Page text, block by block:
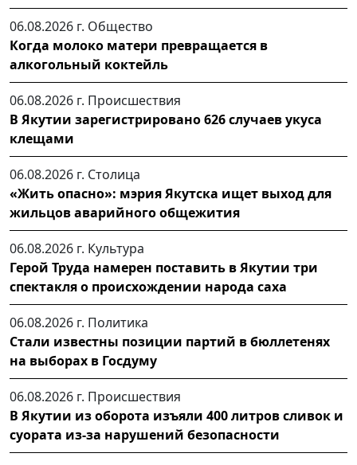
06.08.2026 г. Общество
Когда молоко матери превращается в
алкогольный коктейль
06.08.2026 г. Происшествия
В Якутии зарегистрировано 626 случаев укуса
клещами
06.08.2026 г. Столица
«Жить опасно»: мэрия Якутска ищет выход для
жильцов аварийного общежития
06.08.2026 г. Культура
Герой Труда намерен поставить в Якутии три
спектакля о происхождении народа саха
06.08.2026 г. Политика
Стали известны позиции партий в бюллетенях
на выборах в Госдуму
06.08.2026 г. Происшествия
В Якутии из оборота изъяли 400 литров сливок и
суората из-за нарушений безопасности